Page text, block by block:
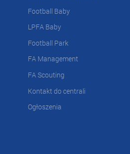
Football Baby
LPFA Baby
Football Park
FA Management
FA Scouting
Kontakt do centrali
Ogłoszenia